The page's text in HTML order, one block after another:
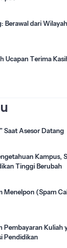
Berawal dari
Ucapan Terima
Saat Asesor Datang
Kampus,
Tinggi Berubah
Menelpon (Spam
Pembayaran Kuliah
Pendidikan